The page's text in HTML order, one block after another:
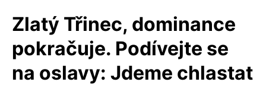
Zlatý Třinec, dominance
pokračuje. Podívejte se
na oslavy: Jdeme chlastat